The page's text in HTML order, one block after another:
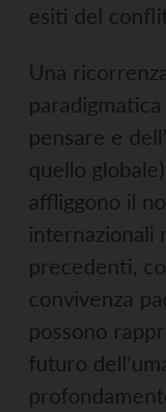
esiti del
Una
pensare e
quello
affliggono il
internazionali
precedenti,
convivenza
possono
futuro